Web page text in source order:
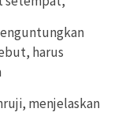
harus
menjelaskan